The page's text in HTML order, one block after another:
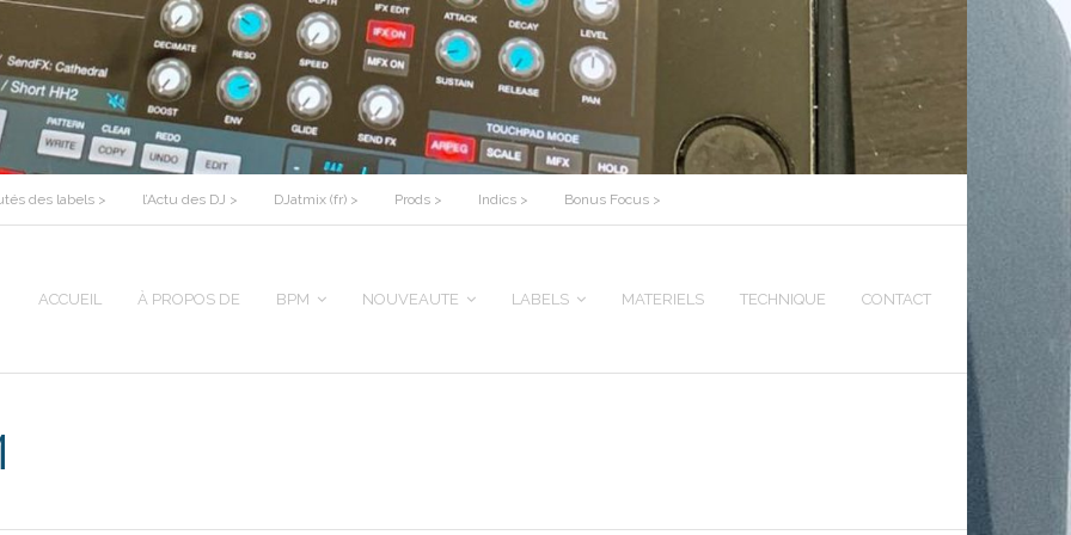
des labels > l’Actu des DJ > DJatmix (fr) > Prods > Indics > Bonus Focus >
ACCUEIL À PROPOS DE BPM NOUVEAUTE LABELS MATERIELS TECHNIQUE CONTACT